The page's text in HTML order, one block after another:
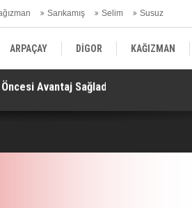
Sarıkamış Selim Susuz
ARPAÇAY DİGOR KAĞIZMAN
GÜNDEM
Gündemi Öne Çıktı!